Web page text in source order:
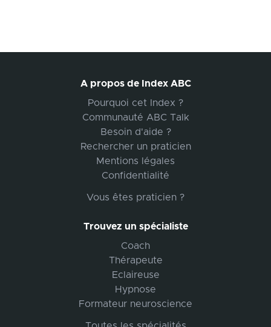
A propos de Index ABC
Pourquoi cet Index ?
Communauté ABC Talk
Besoin d'aide ?
Rechercher un praticien
Mentions légales
Confidentialité
Vous êtes praticien ?
Trouvez un spécialiste
Coach
Thérapeute
Eclaireuse
Hypnose
Formateur neuroscience